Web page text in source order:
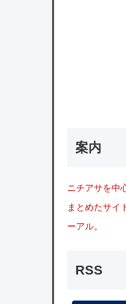
案内
ニチアサを中
まとめたサイ
ーアル。
RSS